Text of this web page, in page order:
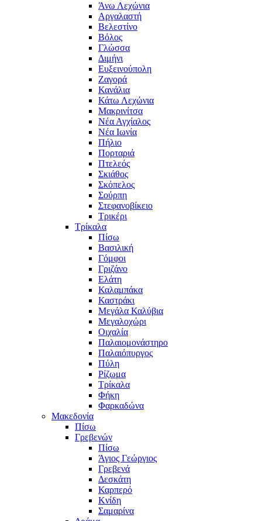
Άνω Λεχώνια
Αργαλαστή
Βελεστίνο
Βόλος
Γλώσσα
Διμήνι
Ευξεινούπολη
Ζαγορά
Κανάλια
Κάτω Λεχώνια
Μακρινίτσα
Νέα Αγχίαλος
Νέα Ιωνία
Πήλιο
Πορταριά
Πτελεός
Σκιάθος
Σκόπελος
Σούρπη
Στεφανοβίκειο
Τρικέρι
Τρίκαλα
Πίσω
Βασιλική
Γόμφοι
Γριζάνο
Ελάτη
Καλαμπάκα
Καστράκι
Μεγάλα Καλύβια
Μεγαλοχώρι
Οιχαλία
Παλαιομονάστηρο
Παλαιόπυργος
Πύλη
Ρίζωμα
Τρίκαλα
Φήκη
Φαρκαδώνα
Μακεδονία
Πίσω
Γρεβενών
Πίσω
Άγιος Γεώργιος
Γρεβενά
Δεσκάτη
Καρπερό
Κνίδη
Σαμαρίνα